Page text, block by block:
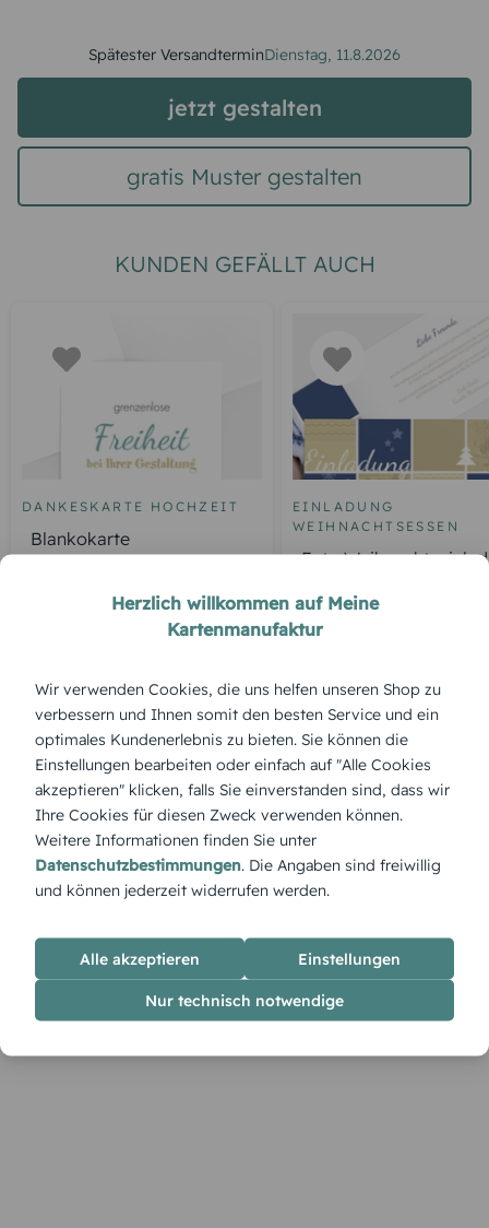
Spätester VersandterminDienstag, 11.8.2026
jetzt gestalten
gratis Muster gestalten
KUNDEN GEFÄLLT AUCH
DANKESKARTE HOCHZEIT
Blankokarte
EINLADUNG
WEIHNACHTSESSEN
Foto
ÜBERBLICK:
Produktbeschreibung
„Hirsch“ bringt die winterliche Eleganz in Papierform: Ein
majestätischer Hirsch vor verschneiter Kulisse, der Ruhe und
Kraft ausstrahlt. Diese Einladung fühlt sich an wie ein stiller
Spaziergang im Wald, während Schnee sanft zu Boden fällt.
Herzlich willkommen auf Meine
Kartenmanufaktur
Wir verwenden Cookies, die uns helfen unseren Shop zu
verbessern und Ihnen somit den besten Service und ein
optimales Kundenerlebnis zu bieten. Sie können die
Einstellungen bearbeiten oder einfach auf "Alle Cookies
akzeptieren" klicken, falls Sie einverstanden sind, dass wir
Ihre Cookies für diesen Zweck verwenden können.
Weitere Informationen finden Sie unter
Datenschutzbestimmungen. Die Angaben sind freiwillig
und können jederzeit widerrufen werden.
Alle akzeptieren Einstellungen
Nur technisch notwendige